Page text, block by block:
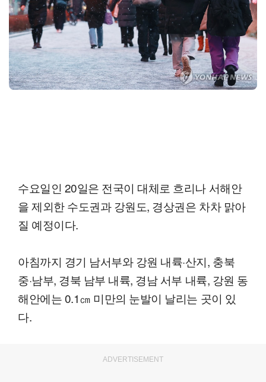
수요일인 20일은 전국이 대체로 흐리나 서해안
을 제외한 수도권과 강원도, 경상권은 차차 맑아
질 예정이다.
아침까지 경기 남서부와 강원 내륙·산지, 충북
중·남부, 경북 남부 내륙, 경남 서부 내륙, 강원 동
해안에는 0.1㎝ 미만의 눈발이 날리는 곳이 있
다.
ADVERTISEMENT